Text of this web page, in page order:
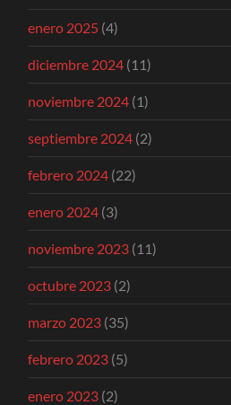
enero 2025 (4)
diciembre 2024 (11)
noviembre 2024 (1)
septiembre 2024 (2)
febrero 2024 (22)
enero 2024 (3)
noviembre 2023 (11)
octubre 2023 (2)
marzo 2023 (35)
febrero 2023 (5)
enero 2023 (2)